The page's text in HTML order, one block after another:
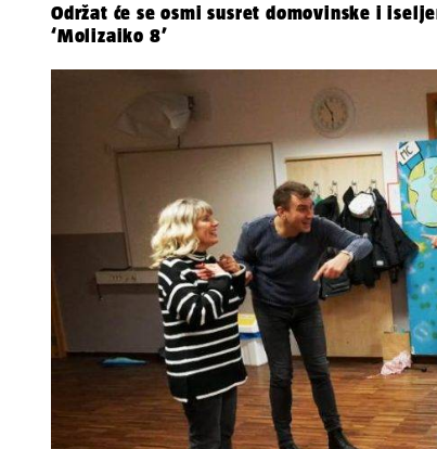
Održat će se osmi susret domovinske i
‘Molizaiko 8’